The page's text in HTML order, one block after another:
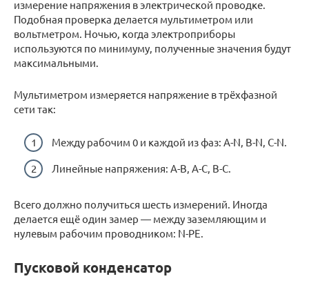
измерение напряжения в электрической проводке.
Подобная проверка делается мультиметром или
вольтметром. Ночью, когда электроприборы
используются по минимуму, полученные значения будут
максимальными.
Мультиметром измеряется напряжение в трёхфазной
сети так:
Между рабочим 0 и каждой из фаз: А-N, В-N, С-N.
Линейные напряжения: А-В, А-С, В-С.
Всего должно получиться шесть измерений. Иногда
делается ещё один замер — между заземляющим и
нулевым рабочим проводником: N-PE.
Пусковой конденсатор